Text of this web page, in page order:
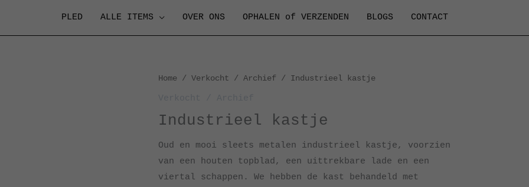
PLED ALLE ITEMS OVER ONS OPHALEN of VERZENDEN BLOGS CONTACT
Home / Verkocht / Archief / Industrieel kastje
Industrieel kastje
Oud en mooi sleets metalen industrieel kastje, voorzien
van een houten topblad, een uittrekbare lade en een
viertal schappen. We hebben de kast behandeld met